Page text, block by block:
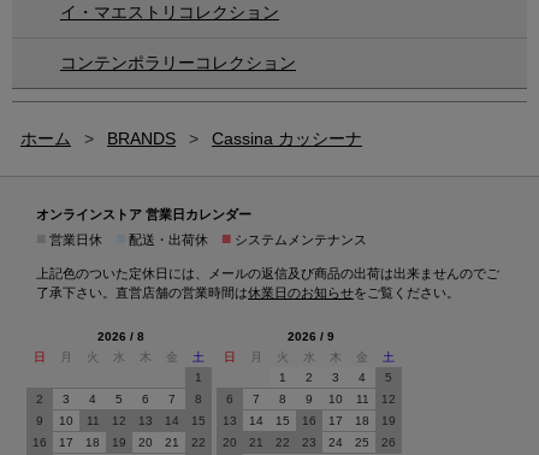
イ・マエストリコレクション
コンテンポラリーコレクション
ホーム > BRANDS > Cassina カッシーナ
オンラインストア 営業日カレンダー
営業日休 配送・出荷休 ■ システムメンテナンス
上記色のついた定休日には、メールの返信及び商品の出荷は出来ませんのでご
了承下さい。直営店舗の営業時間は休業日のお知らせをご覧ください。
2026 / 8
日
月 火 水 木 金
土
1
2
3 4 5 6 7
8
9
10 11 12 13 14
15
16
17 18 19 20 21
22
2026 / 9
日
月 火 水 木 金
土
1
2 3 4
5
6
7 8 9 10 11
12
13
14 15 16 17 18
19
20
21 22 23 24 25
26